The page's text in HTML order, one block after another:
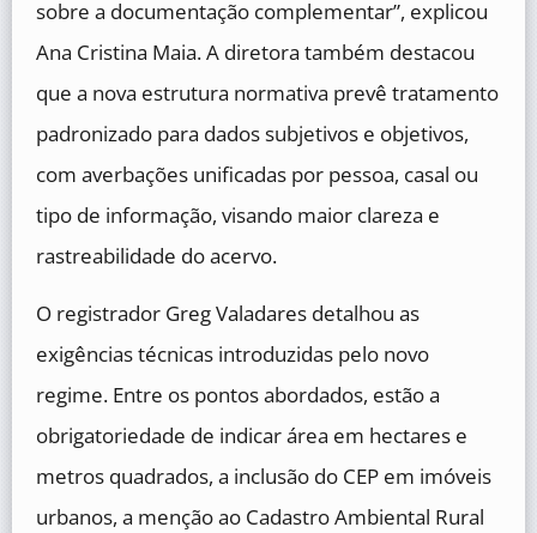
sobre a documentação complementar”, explicou
Ana Cristina Maia. A diretora também destacou
que a nova estrutura normativa prevê tratamento
padronizado para dados subjetivos e objetivos,
com averbações unificadas por pessoa, casal ou
tipo de informação, visando maior clareza e
rastreabilidade do acervo.
O registrador Greg Valadares detalhou as
exigências técnicas introduzidas pelo novo
regime. Entre os pontos abordados, estão a
obrigatoriedade de indicar área em hectares e
metros quadrados, a inclusão do CEP em imóveis
urbanos, a menção ao Cadastro Ambiental Rural